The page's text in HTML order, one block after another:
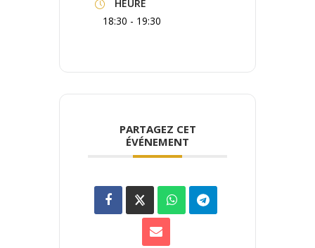
HEURE
18:30 - 19:30
PARTAGEZ CET
ÉVÉNEMENT